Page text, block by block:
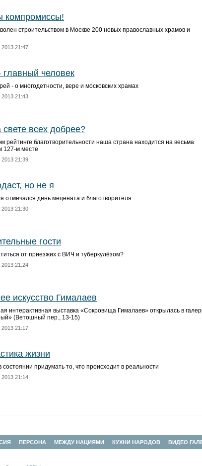
компромиссы!
строительством в Москве 200 новых православных храмов и
2013 21:47
главный человек
- о многодетности, вере и московских храмах
2013 21:43
свете всех добрее?
рейтинге благотворительности наша страна находится на весьма
127-м месте
2013 21:39
но не я
отмечался день мецената и благотворителя
2013 21:30
гости
от приезжих с ВИЧ и туберкулёзом?
2013 21:24
искусство Гималаев
интерактивная выставка «Сокровища Гималаев» открылась в
(Ветошный пер., 13-15)
2013 21:17
жизни
состоянии придумать то, что происходит в реальности
2013 21:14
ПЕРСОНА МЕЖДУ НАЦИЯМИ КУХНИ НАРОДОВ ВИДЕО